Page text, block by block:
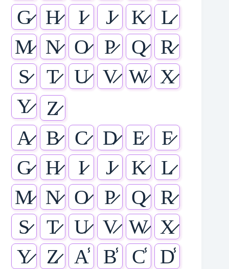
G̷
H̷ I̷ J̷ K̷
L̷
M̷ N̷ O̷ P̷ Q̷
R̷
S̷
T̷ U̷ V̷ W̷ X̷
Y̷
Z̷
A̷
B̷ C̷ D̷ E̷
F̷
G̷
H̷ I̷ J̷ K̷
L̷
M̷ N̷ O̷ P̷ Q̷
R̷
S̷
T̷ U̷ V̷ W̷ X̷
Y̷
Z̷ A̾ B̾ C̾
D̾